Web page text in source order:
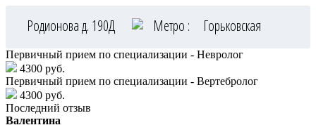
Родионова д. 190Д Метро : Горьковская
Первичный прием по специализации - Невролог
4300 руб.
Первичный прием по специализации - Вертебролог
4300 руб.
Последний отзыв
Валентина